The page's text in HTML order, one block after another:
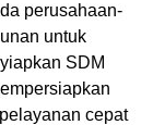
perusahaan-
untuk
SDM
cepat